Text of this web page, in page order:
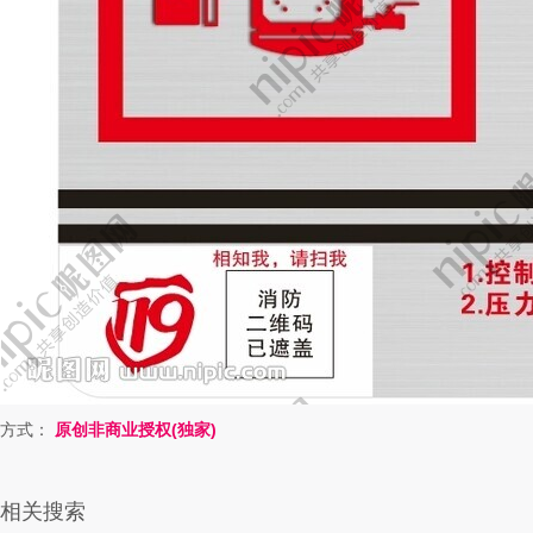
方式： 原创非商业授权(独家)
相关搜索